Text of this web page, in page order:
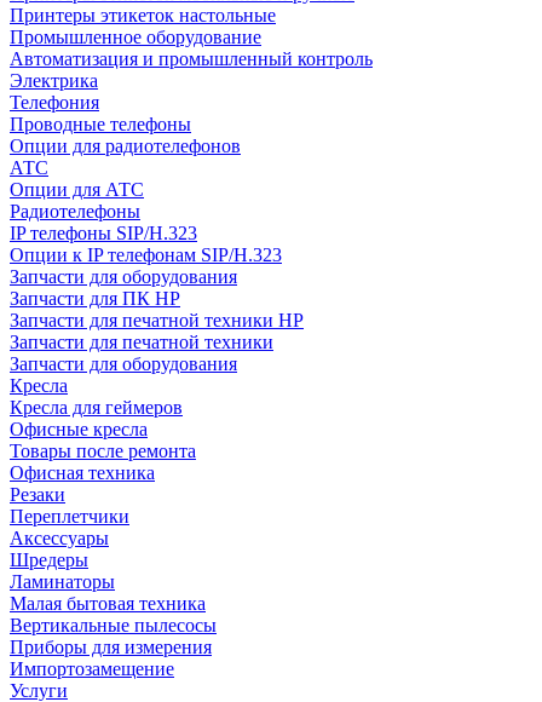
Принтеры этикеток настольные
Промышленное оборудование
Автоматизация и промышленный контроль
Электрика
Телефония
Проводные телефоны
Опции для радиотелефонов
АТС
Опции для АТС
Радиотелефоны
IP телефоны SIP/H.323
Опции к IP телефонам SIP/H.323
Запчасти для оборудования
Запчасти для ПК HP
Запчасти для печатной техники HP
Запчасти для печатной техники
Запчасти для оборудования
Кресла
Кресла для геймеров
Офисные кресла
Товары после ремонта
Офисная техника
Резаки
Переплетчики
Аксессуары
Шредеры
Ламинаторы
Малая бытовая техника
Вертикальные пылесосы
Приборы для измерения
Импортозамещение
Услуги